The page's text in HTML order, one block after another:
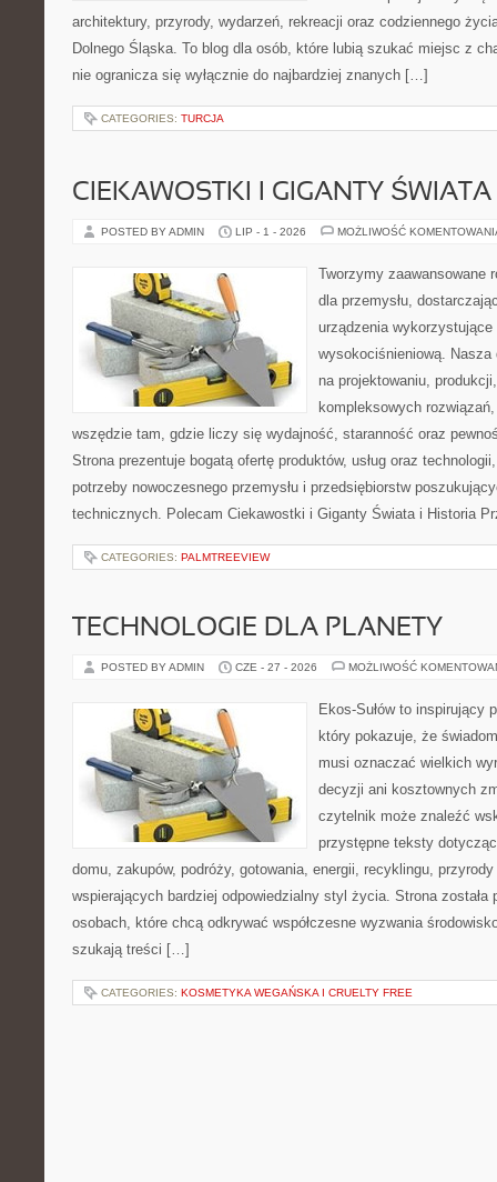
architektury, przyrody, wydarzeń, rekreacji oraz codziennego
Dolnego Śląska. To blog dla osób, które lubią szukać miejsc z
nie ogranicza się wyłącznie do najbardziej znanych […]
CATEGORIES: TURCJA
CIEKAWOSTKI I GIGANTY ŚWIATA
POSTED BY ADMIN LIP - 1 - 2026 MOŻLIWOŚĆ
Tworzymy zaawansowane
dla przemysłu,
urządzenia wykorzystujące
wysokociśnieniową. Nasza
na projektowaniu,
kompleksowych
wszędzie tam, gdzie liczy się wydajność, staranność oraz
Strona prezentuje bogatą ofertę produktów, usług oraz
potrzeby nowoczesnego przemysłu i przedsiębiorstw
technicznych. Polecam Ciekawostki i Giganty Świata i Historia
CATEGORIES: PALMTREEVIEW
TECHNOLOGIE DLA PLANETY
POSTED BY ADMIN CZE - 27 - 2026 MOŻLIWOŚĆ
Ekos-Sułów to inspirujący
który pokazuje, że
musi oznaczać wielkich
decyzji ani kosztownych
czytelnik może znaleźć
przystępne teksty
domu, zakupów, podróży, gotowania, energii, recyklingu,
wspierających bardziej odpowiedzialny styl życia. Strona została
osobach, które chcą odkrywać współczesne wyzwania
szukają treści […]
CATEGORIES: KOSMETYKA WEGAŃSKA I CRUELTY FREE